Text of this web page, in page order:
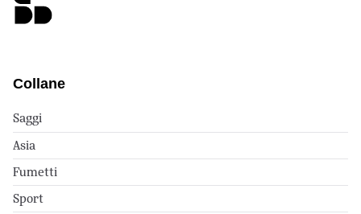
Collane
Saggi
Asia
Fumetti
Sport